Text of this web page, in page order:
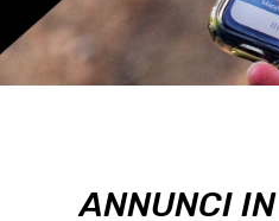
ANNUNCI IN